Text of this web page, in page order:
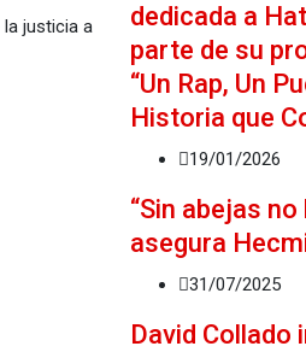
justicia a
dedicada a
parte de su
“Un Rap, Un
Historia que
19/01/2026
“Sin abejas no
asegura
31/07/2025
David Collado